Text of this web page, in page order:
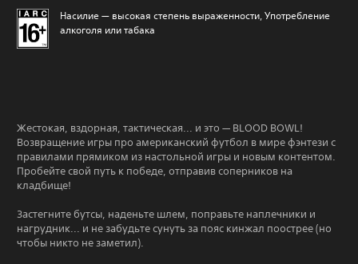
Насилие — высокая степень выраженности, Употребление
алкоголя или табака
Жестокая, вздорная, тактическая... и это — BLOOD BOWL!
Возвращение игры про американский футбол в мире фэнтези с
правилами прямиком из настольной игры и новым контентом.
Пробейте свой путь к победе, отправив соперников на
кладбище!
Застегните бутсы, наденьте шлем, поправьте наплечники и
нагрудник... и не забудьте сунуть за пояс кинжал поострее (но
чтобы никто не заметил).